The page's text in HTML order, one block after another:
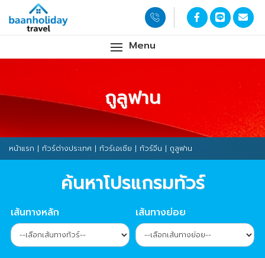
Menu
ถูลูฟาน
หน้าแรก | ทัวร์ต่างประเทศ | ทัวร์เอเชีย | ทัวร์จีน | ถูลูฟาน
ค้นหาโปรแกรมทัวร์
เส้นทางหลัก เส้นทางย่อย